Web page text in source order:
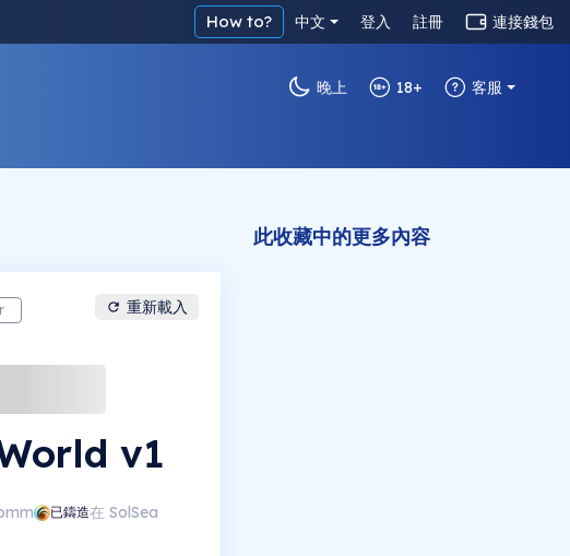
How to? 中文 登入 註冊 連接錢包
晚上 18+ 客服
重新載入
v1
已鑄造在 SolSea
此收藏中的更多內容